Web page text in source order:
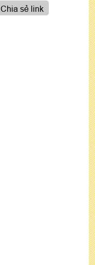
Chia sẻ link